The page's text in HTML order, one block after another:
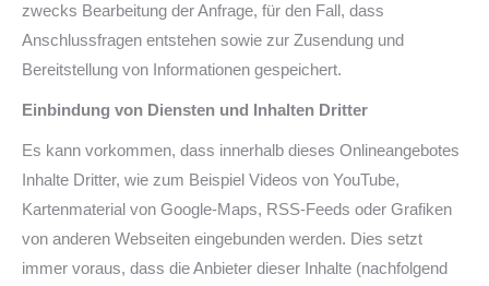
zwecks Bearbeitung der Anfrage, für den Fall, dass
Anschlussfragen entstehen sowie zur Zusendung und
Bereitstellung von Informationen gespeichert.
Einbindung von Diensten und Inhalten Dritter
Es kann vorkommen, dass innerhalb dieses Onlineangebotes
Inhalte Dritter, wie zum Beispiel Videos von YouTube,
Kartenmaterial von Google-Maps, RSS-Feeds oder Grafiken
von anderen Webseiten eingebunden werden. Dies setzt
immer voraus, dass die Anbieter dieser Inhalte (nachfolgend